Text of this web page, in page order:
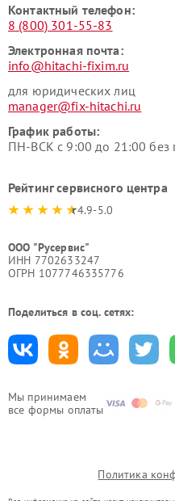
Мы принимаем
все формы оплаты
Контактный телефон:
8 (800) 301-55-83
Электронная почта:
info@hitachi-fixim.ru
для юридических лиц
manager@fix-hitachi.ru
График работы:
ПН-ВСК с 9:00 до 21:00
Рейтинг сервисного центра
4.9-5.0
ООО "Русервис"
ИНН 7702633247
ОГРН 1077746335776
Поделиться в соц. сетях:
Политика